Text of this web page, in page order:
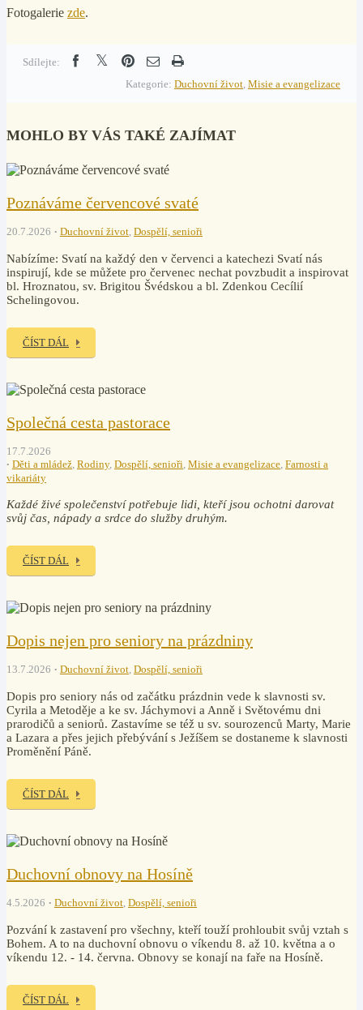
Fotogalerie zde.
Sdílejte:
Kategorie: Duchovní život, Misie a evangelizace
MOHLO BY VÁS TAKÉ ZAJÍMAT
Poznáváme červencové svaté
20.7.2026 Duchovní život, Dospělí, senioři
Nabízíme: Svatí na každý den v červenci a katechezi Svatí nás
inspirují, kde se můžete pro červenec nechat povzbudit a inspirovat
bl. Hroznatou, sv. Brigitou Švédskou a bl. Zdenkou Cecílií
Schelingovou.
ČÍST DÁL
Společná cesta pastorace
17.7.2026
Děti a mládež, Rodiny, Dospělí, senioři, Misie a evangelizace, Farnosti a
vikariáty
Každé živé společenství potřebuje lidi, kteří jsou ochotni darovat
svůj čas, nápady a srdce do služby druhým.
ČÍST DÁL
Dopis nejen pro seniory na prázdniny
13.7.2026 Duchovní život, Dospělí, senioři
Dopis pro seniory nás od začátku prázdnin vede k slavnosti sv.
Cyrila a Metoděje a ke sv. Jáchymovi a Anně i Světovému dni
prarodičů a seniorů. Zastavíme se též u sv. sourozenců Marty, Marie
a Lazara a přes jejich přebývání s Ježíšem se dostaneme k slavnosti
Proměnění Páně.
ČÍST DÁL
Duchovní obnovy na Hosíně
4.5.2026 Duchovní život, Dospělí, senioři
Pozvání k zastavení pro všechny, kteří touží prohloubit svůj vztah s
Bohem. A to na duchovní obnovu o víkendu 8. až 10. května a o
víkendu 12. - 14. června. Obnovy se konají na faře na Hosíně.
ČÍST DÁL